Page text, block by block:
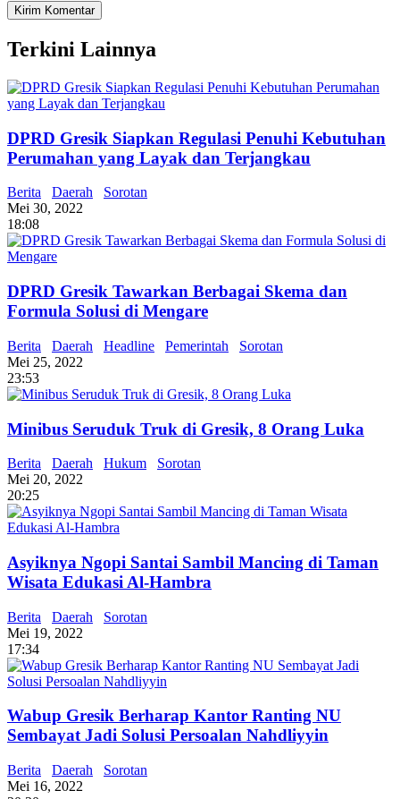
Terkini Lainnya
DPRD Gresik Siapkan Regulasi Penuhi Kebutuhan
Perumahan yang Layak dan Terjangkau
Berita Daerah
Sorotan
Mei 30, 2022
18:08
DPRD Gresik Tawarkan Berbagai Skema dan
Formula Solusi di Mengare
Berita Daerah Headline Pemerintah
Sorotan
Mei 25, 2022
23:53
Minibus Seruduk Truk di Gresik, 8 Orang Luka
Berita Daerah Hukum
Sorotan
Mei 20, 2022
20:25
Asyiknya Ngopi Santai Sambil Mancing di Taman
Wisata Edukasi Al-Hambra
Berita Daerah
Sorotan
Mei 19, 2022
17:34
Wabup Gresik Berharap Kantor Ranting NU
Sembayat Jadi Solusi Persoalan Nahdliyyin
Berita Daerah
Sorotan
Mei 16, 2022